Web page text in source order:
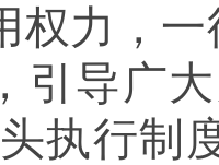
权力，
引导广
执行制